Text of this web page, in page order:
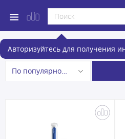
Авторизуйтесь для получения
Блендеры
По популярности